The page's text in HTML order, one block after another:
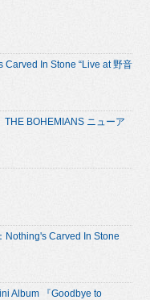
Carved In Stone “Live at 野音
BOHEMIANS ニューア
Nothing's Carved In Stone
Album 『Goodbye to